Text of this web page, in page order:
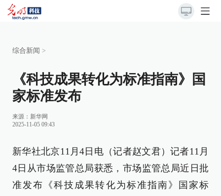
综合新闻 >
《科技成果转化为标准指南》国
家标准发布
来源： 新华网
2025-11-05 09:43
新华社北京11月4日电（记者赵文君）记者11月
4日从市场监管总局获悉，市场监管总局近日批
准发布《科技成果转化为标准指南》国家标